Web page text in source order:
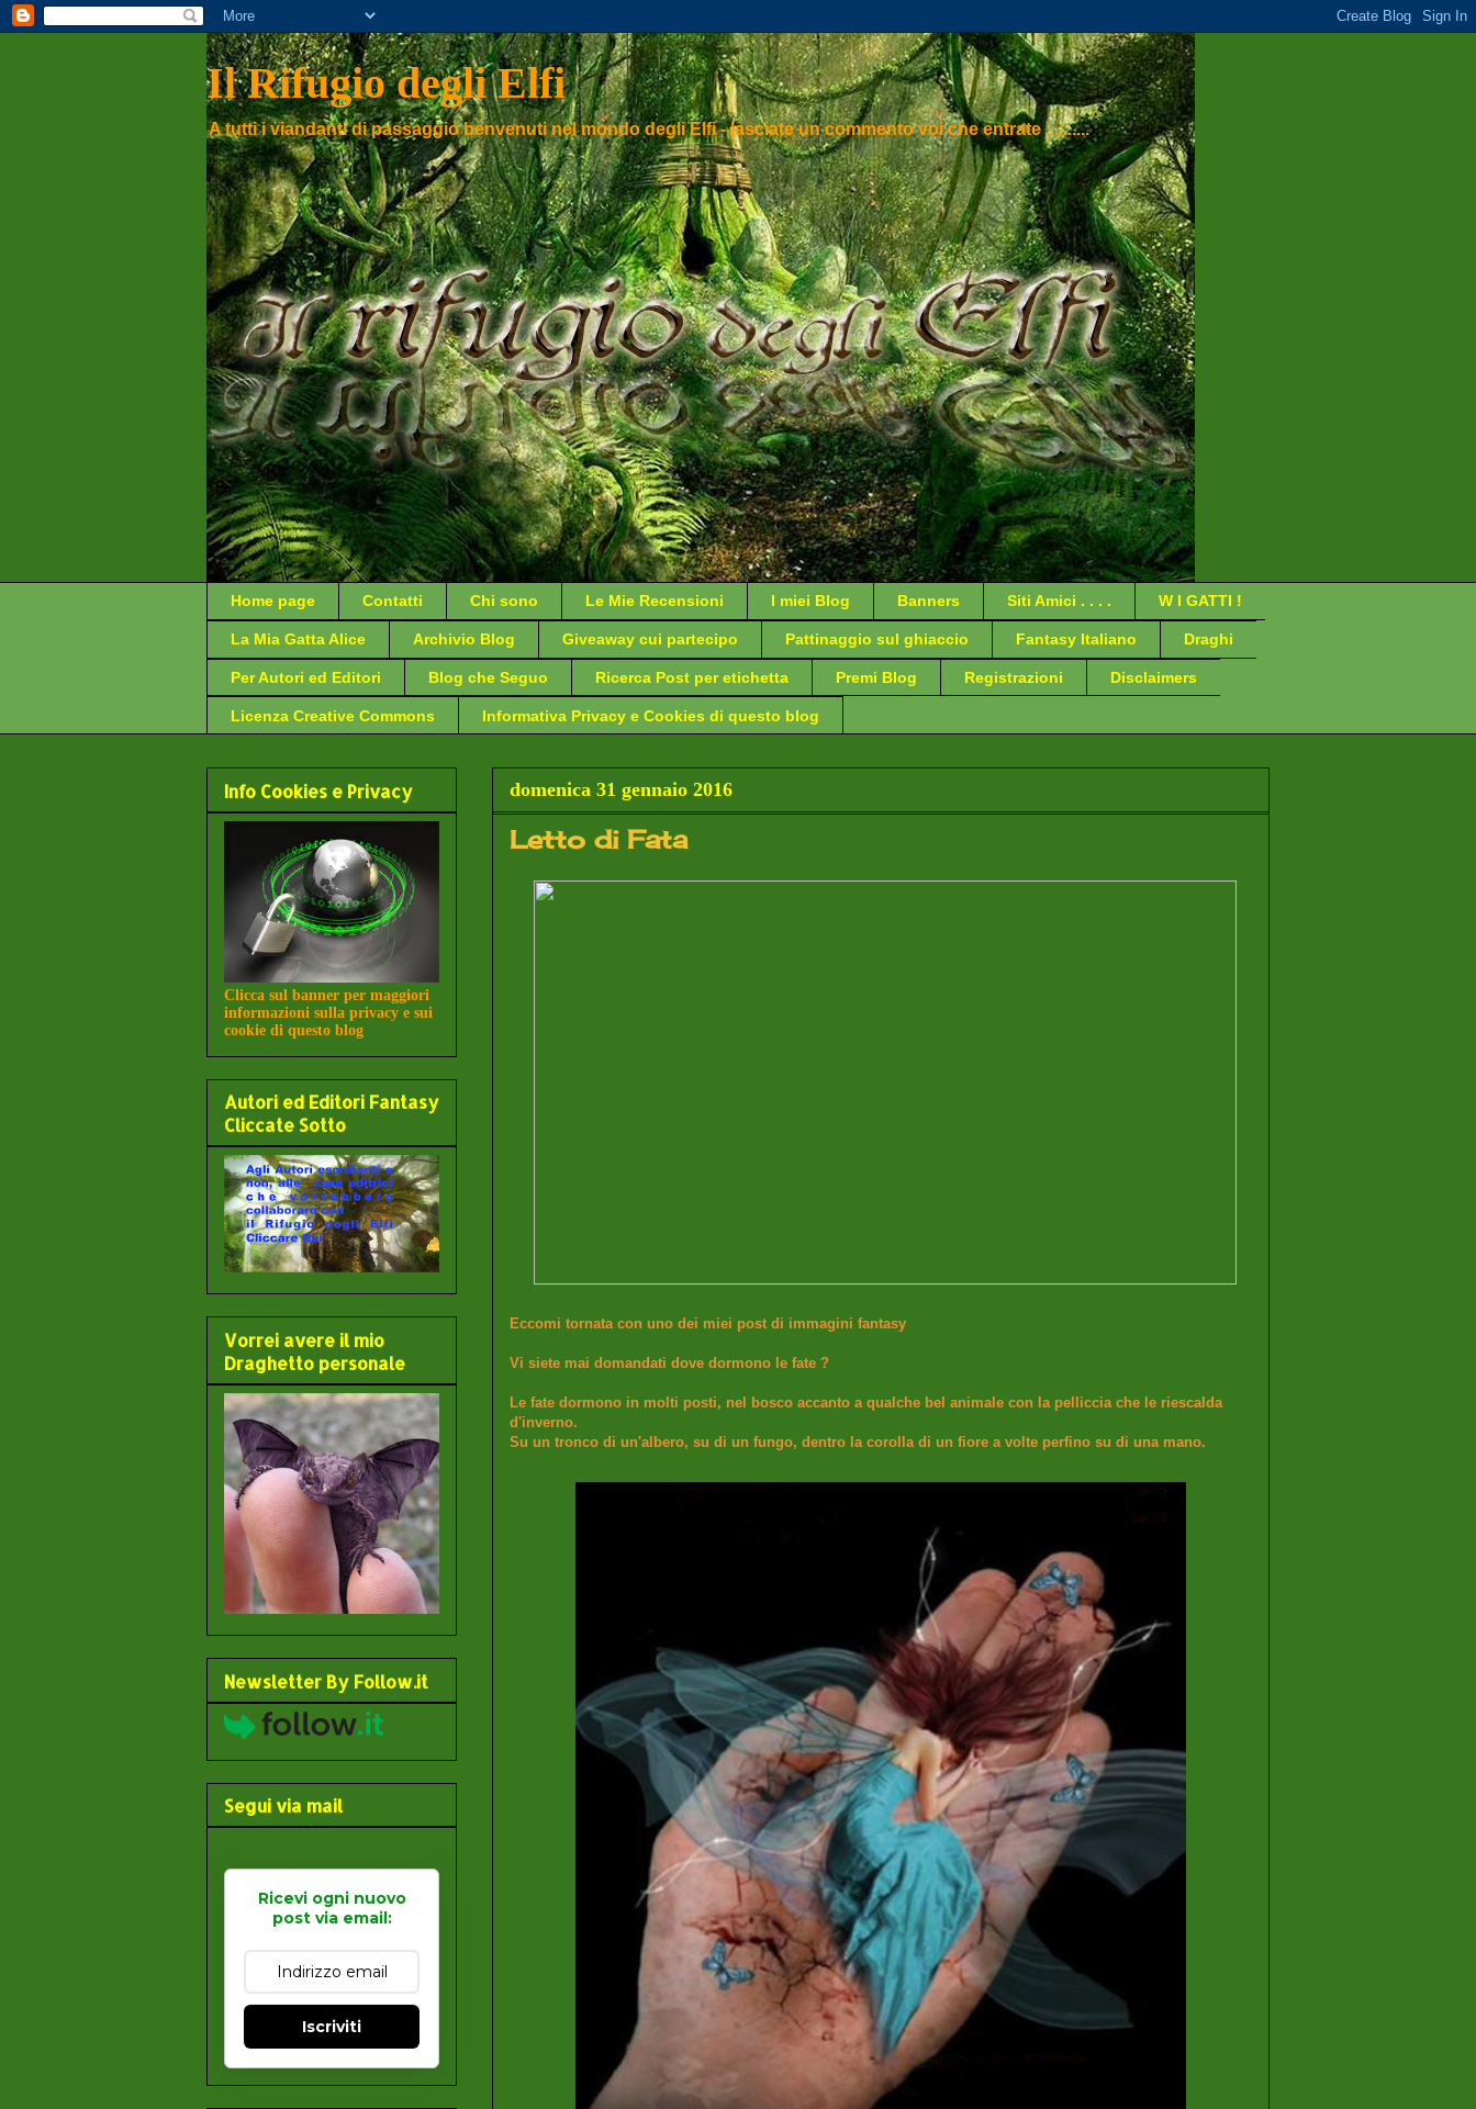
Il Rifugio degli Elfi
A tutti i viandanti di passaggio benvenuti nel mondo degli Elfi - lasciate un commento voi che entrate ..........
Home page Contatti Chi sono Le Mie Recensioni I miei Blog Banners Siti Amici . . . . W I GATTI !
La Mia Gatta Alice Archivio Blog Giveaway cui partecipo Pattinaggio sul ghiaccio Fantasy Italiano Draghi
Per Autori ed Editori Blog che Seguo Ricerca Post per etichetta Premi Blog Registrazioni Disclaimers
Licenza Creative Commons Informativa Privacy e Cookies di questo blog
domenica 31 gennaio 2016
Letto di Fata
Eccomi tornata con uno dei miei post di immagini fantasy
Vi siete mai domandati dove dormono le fate ?
Le fate dormono in molti posti, nel bosco accanto a qualche bel animale con la pelliccia che le riescalda
d'inverno.
Su un tronco di un'albero, su di un fungo, dentro la corolla di un fiore a volte perfino su di una mano.
Info Cookies e Privacy
Clicca sul banner per maggiori
informazioni sulla privacy e sui
cookie di questo blog
Autori ed Editori Fantasy
Cliccate Sotto
Vorrei avere il mio
Draghetto personale
Newsletter By Follow.it
Segui via mail
Ricevi ogni nuovo
post via email:
Iscriviti